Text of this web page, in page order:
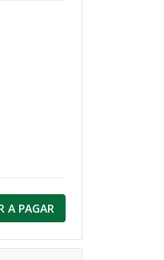
A PAGAR